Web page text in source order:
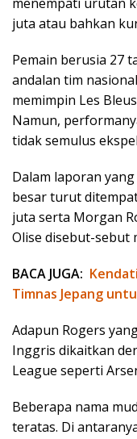
menempati urutan
juta atau bahkan
Pemain berusia 27
andalan tim
memimpin Les
Namun,
tidak semulus
Dalam laporan
besar turut
juta serta Morgan
Olise disebut-sebut
BACA JUGA:
Timnas Jepang
Adapun Rogers
Inggris dikaitkan
League seperti
Beberapa nama
teratas. Di